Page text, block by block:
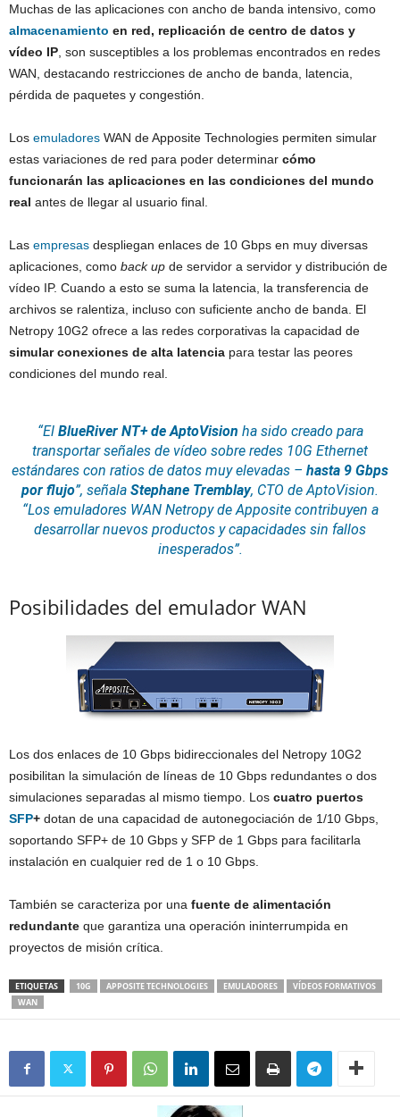
Muchas de las aplicaciones con ancho de banda intensivo, como
almacenamiento en red, replicación de centro de datos y
vídeo IP , son susceptibles a los problemas encontrados en redes
WAN, destacando restricciones de ancho de banda, latencia,
pérdida de paquetes y congestión.
Los emuladores WAN de Apposite Technologies permiten simular
estas variaciones de red para poder determinar cómo
funcionarán las aplicaciones en las condiciones del mundo
real antes de llegar al usuario final.
Las empresas despliegan enlaces de 10 Gbps en muy diversas
aplicaciones, como back up de servidor a servidor y distribución de
vídeo IP. Cuando a esto se suma la latencia, la transferencia de
archivos se ralentiza, incluso con suficiente ancho de banda. El
Netropy 10G2 ofrece a las redes corporativas la capacidad de
simular conexiones de alta latencia para testar las peores
condiciones del mundo real.
“El BlueRiver NT+ de AptoVision ha sido creado para
transportar señales de vídeo sobre redes 10G Ethernet
estándares con ratios de datos muy elevadas – hasta 9 Gbps
por flujo”, señala Stephane Tremblay, CTO de AptoVision.
“Los emuladores WAN Netropy de Apposite contribuyen a
desarrollar nuevos productos y capacidades sin fallos
inesperados”.
Posibilidades del emulador WAN
Los dos enlaces de 10 Gbps bidireccionales del Netropy 10G2
posibilitan la simulación de líneas de 10 Gbps redundantes o dos
simulaciones separadas al mismo tiempo. Los cuatro puertos
SFP+ dotan de una capacidad de autonegociación de 1/10 Gbps,
soportando SFP+ de 10 Gbps y SFP de 1 Gbps para facilitarla
instalación en cualquier red de 1 o 10 Gbps.
También se caracteriza por una fuente de alimentación
redundante que garantiza una operación ininterrumpida en
proyectos de misión crítica.
ETIQUETAS 10G APPOSITE TECHNOLOGIES EMULADORES
VÍDEOS FORMATIVOS
WAN